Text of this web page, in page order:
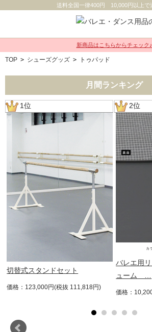
送料全国一律400円 10,000円以上で
新商品はこちらからチェック♪
TOP > シューズグッズ > トゥパッド
月間ランキング
1位
切替式スタンドセット
価格：123,000円(税抜 111,818円)
2位
バレエ用
ューム …
価格：